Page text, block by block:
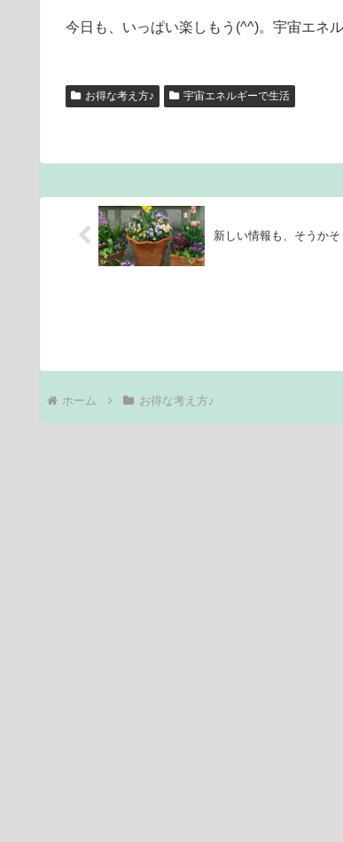
今日も、いっぱい楽しもう(^^)。宇宙エネ
お得な考え方♪ 宇宙エネルギーで生活
新しい情報も、そうか
ホーム お得な考え方♪